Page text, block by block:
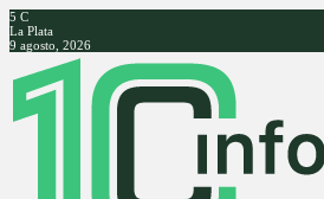
5 C
La Plata
9 agosto, 2026
Facebook
Twitter
Instagram
Youtube